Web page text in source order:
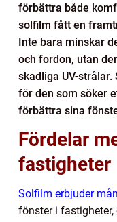
förbättra både
solfilm fått en
Inte bara minskar
och fordon, utan
skadliga UV-
för den som söker
förbättra sina
Fördelar
fastigheter
Solfilm erbjuder
fönster i